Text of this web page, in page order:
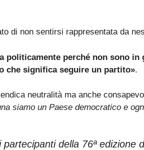
di non sentirsi rappresentata da
politicamente perché non sono
che significa seguire un partito».
neutralità ma anche
siamo un Paese democratico e
della 76ª edizione